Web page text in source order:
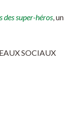
des super-héros, un
SOCIAUX